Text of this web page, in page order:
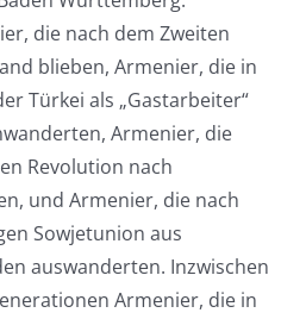
die nach dem Zweiten
blieben, Armenier, die in
Türkei als „Gastarbeiter“
Armenier, die
Revolution nach
und Armenier, die nach
Sowjetunion aus
auswanderten. Inzwischen
Armenier, die in